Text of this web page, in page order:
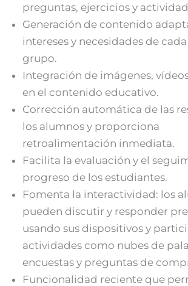
preguntas, ejercicios y
Generación de contenido
intereses y necesidades de
grupo.
Integración de imágenes,
en el contenido educativo.
Corrección automática de las
los alumnos y proporciona
retroalimentación inmediata.
Facilita la evaluación y el
progreso de los estudiantes.
Fomenta la interactividad: los
pueden discutir y responder
usando sus dispositivos y
actividades como nubes de
encuestas y preguntas de
Funcionalidad reciente que